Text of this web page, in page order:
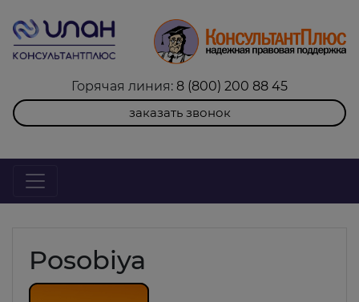
Горячая линия: 8 (800) 200 88 45
заказать звонок
Posobiya